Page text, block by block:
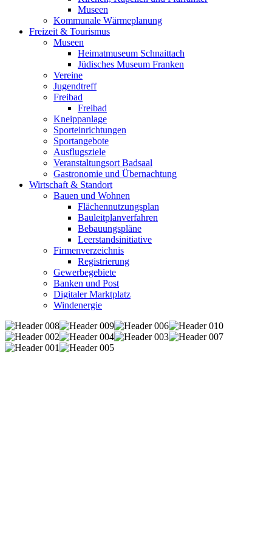
Museen
Kommunale Wärmeplanung
Freizeit & Tourismus
Museen
Heimatmuseum Schnaittach
Jüdisches Museum Franken
Vereine
Jugendtreff
Freibad
Freibad
Kneippanlage
Sporteinrichtungen
Sportangebote
Ausflugsziele
Veranstaltungsort Badsaal
Gastronomie und Übernachtung
Wirtschaft & Standort
Bauen und Wohnen
Flächennutzungsplan
Bauleitplanverfahren
Bebauungspläne
Leerstandsinitiative
Firmenverzeichnis
Registrierung
Gewerbegebiete
Banken und Post
Digitaler Marktplatz
Windenergie